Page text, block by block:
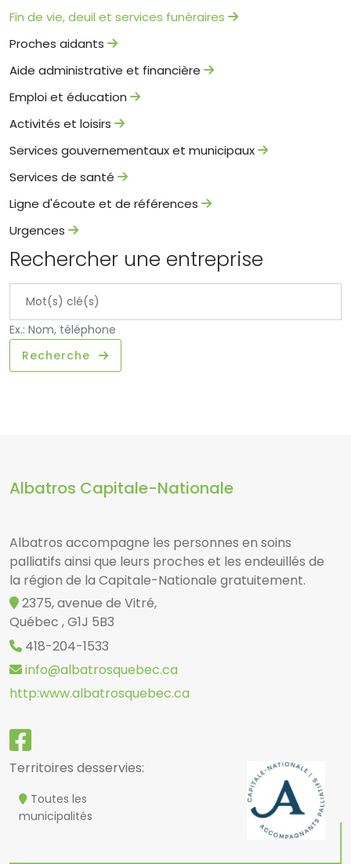
Fin de vie, deuil et services funéraires
Proches aidants
Aide administrative et financière
Emploi et éducation
Activités et loisirs
Services gouvernementaux et municipaux
Services de santé
Ligne d'écoute et de références
Urgences
Rechercher une entreprise
Ex.: Nom, téléphone
Recherche
Albatros Capitale-Nationale
Albatros accompagne les personnes en soins
palliatifs ainsi que leurs proches et les endeuillés de
la région de la Capitale-Nationale gratuitement.
2375, avenue de Vitré,
Québec , G1J 5B3
418-204-1533
info@albatrosquebec.ca
http:www.albatrosquebec.ca
Territoires desservies:
Toutes les
municipalités